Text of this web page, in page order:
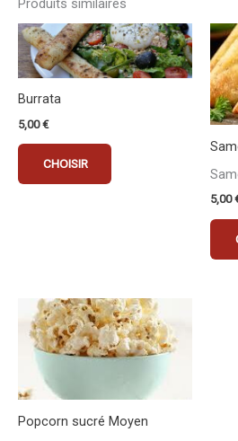
Produits similaires
Burrata
5,00€
CHOISIR
5,00
Popcorn sucré Moyen